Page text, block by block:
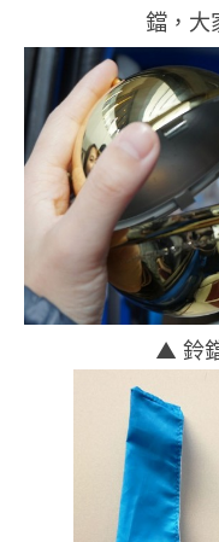
鐺，大
▲ 鈴